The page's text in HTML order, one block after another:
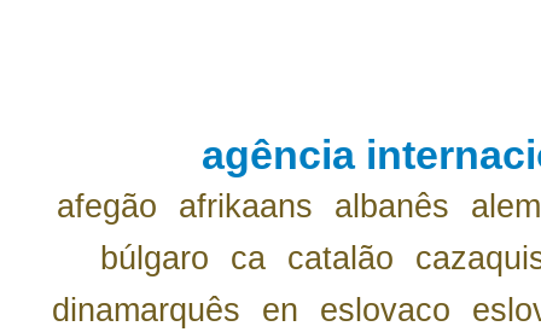
agência
afegão afrikaans albanês
búlgaro
ca catalão
dinamarquês
en eslovaco